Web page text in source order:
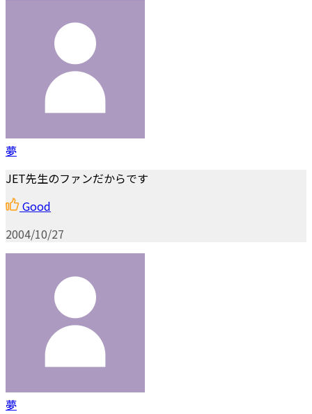
夢
JET先生のファンだからです
Good
2004/10/27
夢